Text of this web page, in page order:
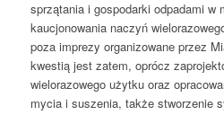
sprzątania i gospodarki odpadami w
kaucjonowania naczyń
poza imprezy organizowane przez
kwestią jest zatem, oprócz
wielorazowego użytku oraz
mycia i suszenia, także stworzenie